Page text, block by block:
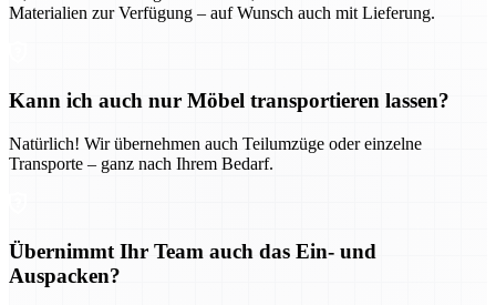
Materialien zur Verfügung – auf Wunsch auch mit Lieferung.
Kann ich auch nur Möbel transportieren lassen?
Natürlich! Wir übernehmen auch Teilumzüge oder einzelne
Transporte – ganz nach Ihrem Bedarf.
Übernimmt Ihr Team auch das Ein- und
Auspacken?